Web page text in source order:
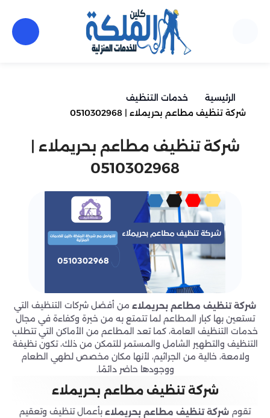
الرئيسية
خدمات التنظيف
شركة تنظيف مطاعم بحريملاء | 0510302968
شركة تنظيف مطاعم بحريملاء |
0510302968
شركة تنظيف مطاعم بحريملاء من أفضل شركات التنظيف التي
تستعين بها كبار المطاعم لما تتمتع به من خبرة وكفاءة في مجال
خدمات التنظيف العامة، كما تعد المطاعم من الأماكن التي تتطلب
التنظيف والتطهير الشامل والمستمر للتمكن من ذلك، تكون نظيفة
ولامعة، خالية من الجراثيم، لأنها مكان مخصص لطهي الطعام
ووجودها حاضر دائمًا.
شركة تنظيف مطاعم بحريملاء
تقوم شركة تنظيف مطاعم بحريملاء بأعمال تنظيف وتعقيم